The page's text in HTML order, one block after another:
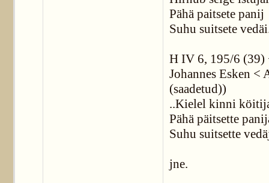
Pähä paitsete panij
Suhu suitsete
H IV 6, 195/6 (39)
Johannes Esken
(saadetud))
..Kielel kinni
Pähä päitsette
Suhu suitsette
jne.